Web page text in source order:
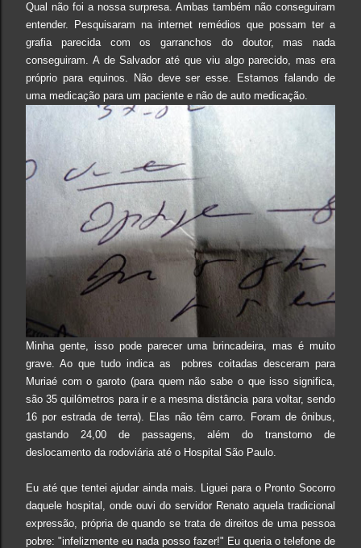
Qual não foi a nossa surpresa. Ambas também não conseguiram
entender. Pesquisaram na internet remédios que possam ter a
grafia parecida com os garranchos do doutor, mas nada
conseguiram. A de Salvador até que viu algo parecido, mas era
próprio para equinos. Não deve ser esse. Estamos falando de
uma medicação para um paciente e não de auto medicação.
Minha gente, isso pode parecer uma brincadeira, mas é muito
grave. Ao que tudo indica as pobres coitadas desceram para
Muriaé com o garoto (para quem não sabe o que isso significa,
são 35 quilômetros para ir e a mesma distância para voltar, sendo
16 por estrada de terra). Elas não têm carro. Foram de ônibus,
gastando 24,00 de passagens, além do transtorno de
deslocamento da rodoviária até o Hospital São Paulo.
Eu até que tentei ajudar ainda mais. Liguei para o Pronto Socorro
daquele hospital, onde ouvi do servidor Renato aquela tradicional
expressão, própria de quando se trata de direitos de uma pessoa
pobre: "infelizmente eu nada posso fazer!" Eu queria o telefone de